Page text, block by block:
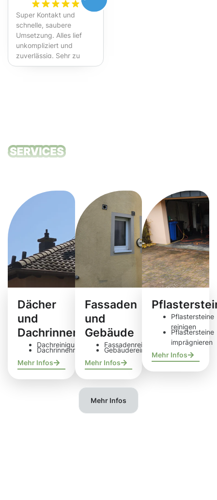
Super Kontakt und
schnelle, saubere
Umsetzung. Alles lief
unkompliziert und
zuverlässig. Sehr zu
empfehlen!
Dächer
und
Dachrinnen
Dachreinigung
Dachrinnenreinigung
Mehr Infos
Fassaden
und
Gebäude
Fassadenreinigung
Gebäudereinigung
Mehr Infos
Pflastersteine
reinigen
Pflastersteine
imprägnieren
Mehr Infos
Mehr Infos